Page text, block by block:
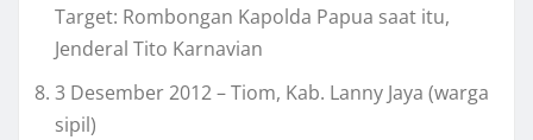
Target: Rombongan Kapolda Papua saat itu,
Jenderal Tito Karnavian
3 Desember 2012 – Tiom, Kab. Lanny Jaya (warga
sipil)